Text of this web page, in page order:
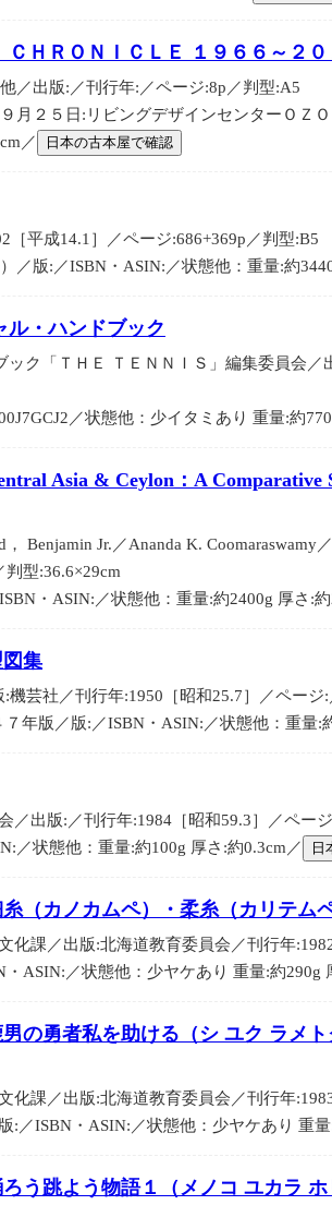
ＣＨＲＯＮＩＣＬＥ １９６６～２
／出版:／刊行年:／ページ:8p／判型:A5
月２５日:リビングデザインセンターＯＺ
／
日本の古本屋で確認
［平成14.1］／ページ:686+369p／判型:B5
／版:／ISBN・ASIN:／状態他：重量:約
ル・ハンドブック
ック「ＴＨＥ ＴＥＮＮＩＳ」編集委員会
／状態他：少イタミあり 重量:約
Asia & Ceylon：A
， Benjamin Jr.／Ananda K. Coomaraswamy
判型:36.6×29cm
・ASIN:／状態他：重量:約2400g 厚さ:約
集
機芸社／刊行年:1950［昭和25.7］／ページ:
年版／版:／ISBN・ASIN:／状態他：重量:
／出版:／刊行年:1984［昭和59.3］／ペー
／状態他：重量:約100g 厚さ:約0.3cm／
日
（カノカムペ）・柔糸（カリテム
化課／出版:北海道教育委員会／刊行年
ASIN:／状態他：少ヤケあり 重量:約290g
の勇者私を助ける（シ ユク ラメ
化課／出版:北海道教育委員会／刊行年
:／ISBN・ASIN:／状態他：少ヤケあり 重
う跳よう物語１（メノコ ユカラ